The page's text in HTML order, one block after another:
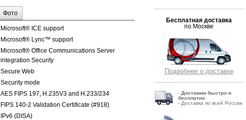
Бесплатная доставка
по Москве
Подробнее о доставке
- Доставим быстро и
бесплатно
- Доставка по всей России
Фото
Microsoft® ICE support
Microsoft® Lync™ support
Microsoft® Office Communications Server
integration Security
Secure Web
Security mode
AES FIPS 197, H.235V3 and H.233/234
FIPS 140-2 Validation Certificate (#918)
IPv6 (DISA)